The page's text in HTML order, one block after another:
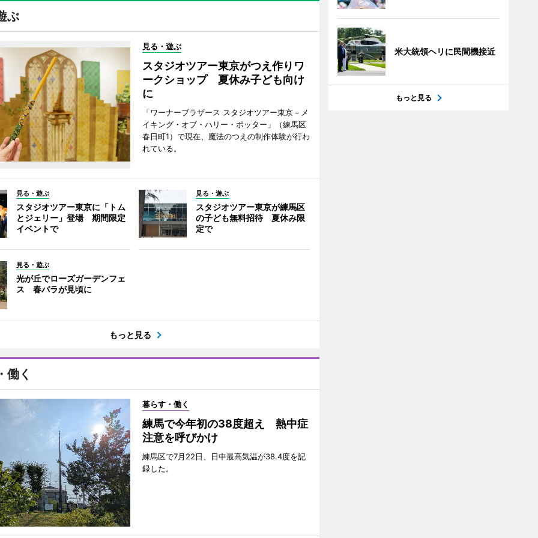
ぶ
見る・遊ぶ
スタジオツアー東京がつえ作りワ
ークショップ 夏休み子ども向け
に
「ワーナーブラザース スタジオツアー東京－メ
イキング・オブ・ハリー・ポッター」（練馬区
春日町1）で現在、魔法のつえの制作体験が行わ
れている。
見る・遊ぶ
スタジオツアー東京に「トム
とジェリー」登場 期間限定
イベントで
見る・遊ぶ
スタジオツアー東京が練馬区
の子ども無料招待 夏休み限
定で
見る・遊ぶ
光が丘でローズガーデンフェ
ス 春バラが見頃に
もっと見る
働く
暮らす・働く
練馬で今年初の38度超え 熱中症
注意を呼びかけ
練馬区で7月22日、日中最高気温が38.4度を記
録した。
米大統領ヘリに民間機接近
もっと見る